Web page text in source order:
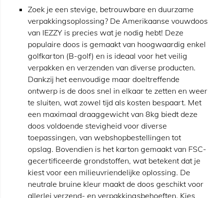
Zoek je een stevige, betrouwbare en duurzame
verpakkingsoplossing? De Amerikaanse vouwdoos
van IEZZY is precies wat je nodig hebt! Deze
populaire doos is gemaakt van hoogwaardig enkel
golfkarton (B-golf) en is ideaal voor het veilig
verpakken en verzenden van diverse producten.
Dankzij het eenvoudige maar doeltreffende
ontwerp is de doos snel in elkaar te zetten en weer
te sluiten, wat zowel tijd als kosten bespaart. Met
een maximaal draaggewicht van 8kg biedt deze
doos voldoende stevigheid voor diverse
toepassingen, van webshopbestellingen tot
opslag. Bovendien is het karton gemaakt van FSC-
gecertificeerde grondstoffen, wat betekent dat je
kiest voor een milieuvriendelijke oplossing. De
neutrale bruine kleur maakt de doos geschikt voor
allerlei verzend- en verpakkingsbehoeften. Kies